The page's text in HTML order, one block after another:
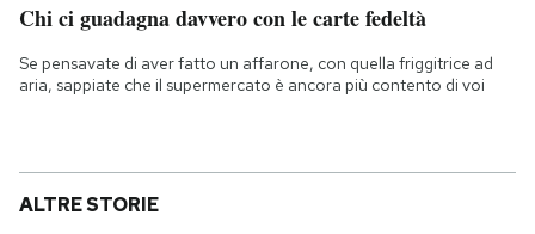
Chi ci guadagna davvero con le carte fedeltà
Se pensavate di aver fatto un affarone, con quella friggitrice ad
aria, sappiate che il supermercato è ancora più contento di voi
ALTRE STORIE